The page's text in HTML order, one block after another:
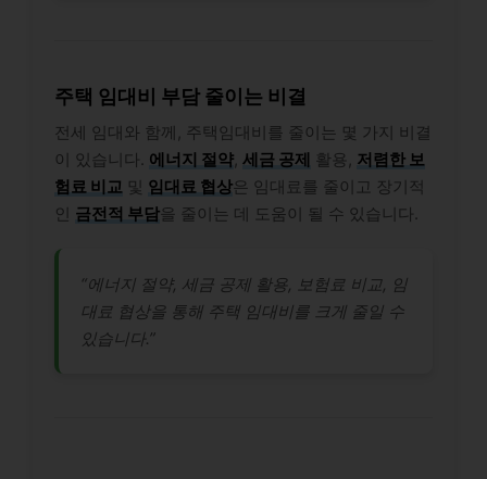
주택 임대비 부담 줄이는 비결
전세 임대와 함께, 주택임대비를 줄이는 몇 가지 비결
이 있습니다. 에너지 절약 세금 공제 활용, 저렴한 보
험료 비교 및 임대료 협상은 임대료를 줄이고 장기적
인 금전적 부담을 줄이는 데 도움이 될 수 있습니다.
“에너지 절약, 세금 공제 활용, 보험료 비교, 임
대료 협상을 통해 주택 임대비를 크게 줄일 수
있습니다.”